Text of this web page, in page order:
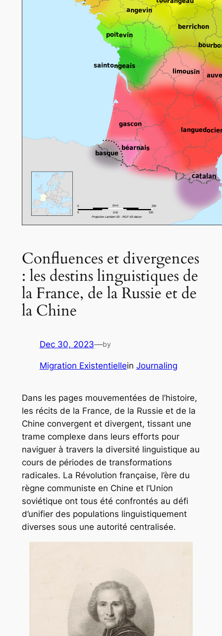
Confluences et divergences
: les destins linguistiques de
la France, de la Russie et de
la Chine
Dec 30, 2023—by
Migration Existentiellein Journaling
Dans les pages mouvementées de l’histoire,
les récits de la France, de la Russie et de la
Chine convergent et divergent, tissant une
trame complexe dans leurs efforts pour
naviguer à travers la diversité linguistique au
cours de périodes de transformations
radicales. La Révolution française, l’ère du
règne communiste en Chine et l’Union
soviétique ont tous été confrontés au défi
d’unifier des populations linguistiquement
diverses sous une autorité centralisée.